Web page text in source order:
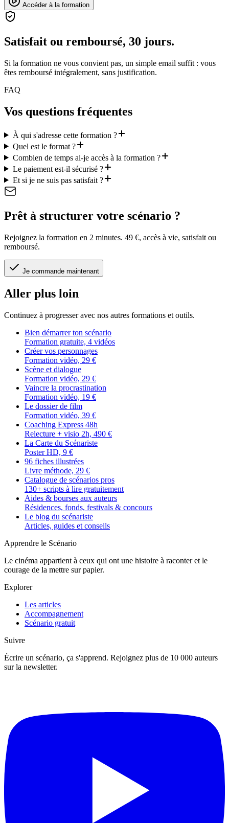
Accéder à la formation
Satisfait ou remboursé, 30 jours.
Si la formation ne vous convient pas, un simple email suffit : vous
êtes remboursé intégralement, sans justification.
FAQ
Vos questions fréquentes
À qui s'adresse cette formation ?
Quel est le format ?
Combien de temps ai-je accès à la formation ?
Le paiement est-il sécurisé ?
Et si je ne suis pas satisfait ?
Prêt à structurer votre scénario ?
Rejoignez la formation en 2 minutes. 49 €, accès à vie, satisfait ou
remboursé.
Je commande maintenant
Aller plus loin
Continuez à progresser avec nos autres formations et outils.
Bien démarrer ton scénario
Formation gratuite, 4 vidéos
Créer vos personnages
Formation vidéo, 29 €
Scène et dialogue
Formation vidéo, 29 €
Vaincre la procrastination
Formation vidéo, 19 €
Le dossier de film
Formation vidéo, 39 €
Coaching Express 48h
Relecture + visio 2h, 490 €
La Carte du Scénariste
Poster HD, 9 €
96 fiches illustrées
Livre méthode, 29 €
Catalogue de scénarios pros
130+ scripts à lire gratuitement
Aides & bourses aux auteurs
Résidences, fonds, festivals & concours
Le blog du scénariste
Articles, guides et conseils
Apprendre le Scénario
Le cinéma appartient à ceux qui ont une histoire à raconter et le
courage de la mettre sur papier.
Explorer
Les articles
Accompagnement
Scénario gratuit
Suivre
Écrire un scénario, ça s'apprend. Rejoignez plus de 10 000 auteurs
sur la newsletter.